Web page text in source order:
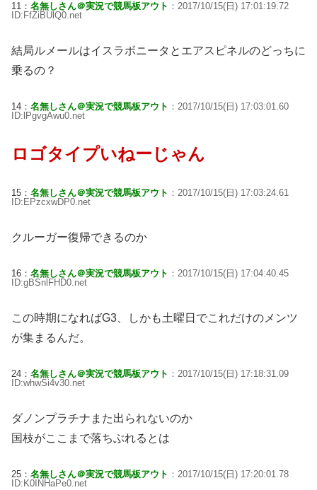
11： 名無しさん＠実況で競馬板アウト ：2017/10/15(日) 17:01:19.72
ID:FfZiBUlQ0.net
結局ルメールはイスラボニータとエアスピネルのどっちに
乗るの？
14： 名無しさん＠実況で競馬板アウト ：2017/10/15(日) 17:03:01.60
ID:lPgvgAwu0.net
ロゴタイプいねーじゃん
15： 名無しさん＠実況で競馬板アウト ：2017/10/15(日) 17:03:24.61
ID:EPzcxwDP0.net
クルーガー復帰できるのか
16： 名無しさん＠実況で競馬板アウト ：2017/10/15(日) 17:04:40.45
ID:gBSnlFHD0.net
この時期になればG3、しかも土曜日でこれだけのメンツ
が集まるんだ。
24： 名無しさん＠実況で競馬板アウト ：2017/10/15(日) 17:18:31.09
ID:whwSi4v30.net
ダノンプラチナまた出られないのか
国枝がここまで落ちぶれるとは
25： 名無しさん＠実況で競馬板アウト ：2017/10/15(日) 17:20:01.78
ID:K0INHaPe0.net